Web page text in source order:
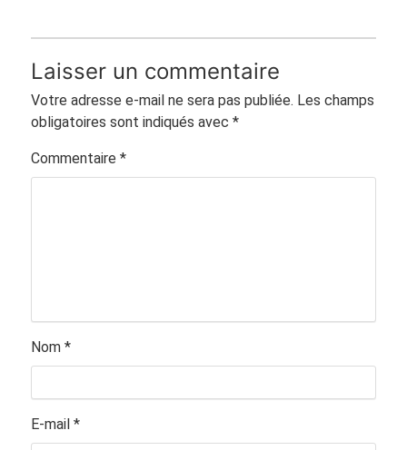
Laisser un commentaire
Votre adresse e-mail ne sera pas publiée. Les champs
obligatoires sont indiqués avec *
Commentaire *
Nom *
E-mail *